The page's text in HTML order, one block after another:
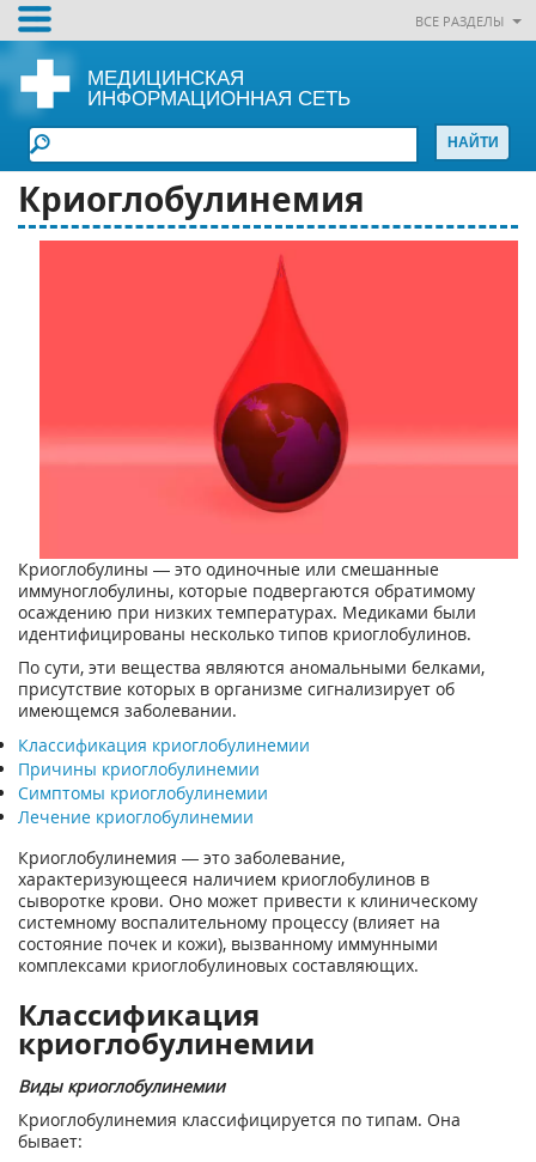
ВСЕ РАЗДЕЛЫ
МЕДИЦИНСКАЯ
ИНФОРМАЦИОННАЯ СЕТЬ
Криоглобулинемия
Криоглобулины — это одиночные или смешанные
иммуноглобулины, которые подвергаются обратимому
осаждению при низких температурах. Медиками были
идентифицированы несколько типов криоглобулинов.
По сути, эти вещества являются аномальными белками,
присутствие которых в организме сигнализирует об
имеющемся заболевании.
Классификация криоглобулинемии
Причины криоглобулинемии
Симптомы криоглобулинемии
Лечение криоглобулинемии
Криоглобулинемия — это заболевание,
характеризующееся наличием криоглобулинов в
сыворотке крови. Оно может привести к клиническому
системному воспалительному процессу (влияет на
состояние почек и кожи), вызванному иммунными
комплексами криоглобулиновых составляющих.
Классификация
криоглобулинемии
Виды криоглобулинемии
Криоглобулинемия классифицируется по типам. Она
бывает: